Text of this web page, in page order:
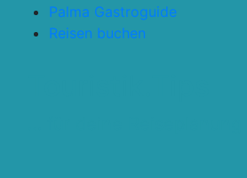
Palma Gastroguide
Reisen buchen